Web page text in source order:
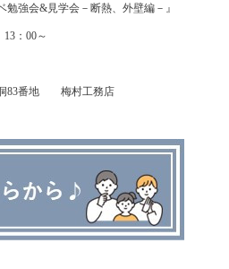
勉強会&見学会－断熱、外壁編－』
13 ： 00～
83番地 梅村工務店